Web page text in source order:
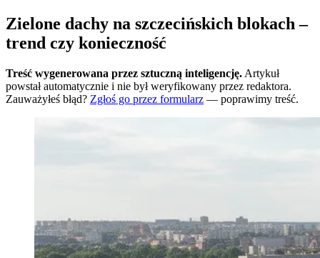
Zielone dachy na szczecińskich blokach –
trend czy konieczność
Treść wygenerowana przez sztuczną inteligencję. Artykuł
powstał automatycznie i nie był weryfikowany przez redaktora.
Zauważyłeś błąd? Zgłoś go przez formularz — poprawimy treść.